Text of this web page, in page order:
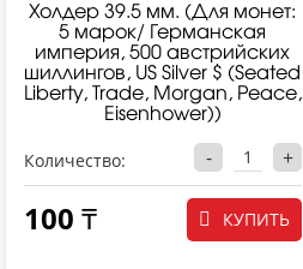
Холдер 39.5 мм. (Для монет:
5 марок/ Германская
империя, 500 австрийских
шиллингов, US Silver $ (Seated
Liberty, Trade, Morgan, Peace,
Eisenhower))
Количество: - +
100 ₸ КУПИТЬ